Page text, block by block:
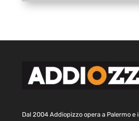
Dal 2004 Addiopizzo opera a Palermo e